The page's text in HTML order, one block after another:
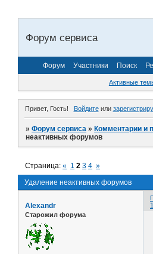
Форум сервиса
Форум Участники Поиск
Активные
Привет, Гость! Войдитеили
»Форум сервиса »Комментарии и
неактивных форумов
Удаление неактивных форумов
Страница:« 1 2 3 4 »
Alexandr
Старожил форума